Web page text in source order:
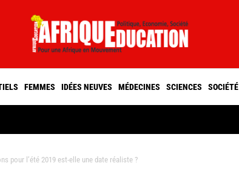
FEMMES IDÉES NEUVES MÉDECINES SCIENCES SOCIÉTÉ
pour l’été 2019 est-elle une date réaliste ?